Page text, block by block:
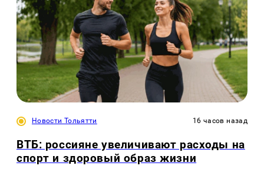
Новости Тольятти 16 часов назад
ВТБ: россияне увеличивают расходы на
спорт и здоровый образ жизни